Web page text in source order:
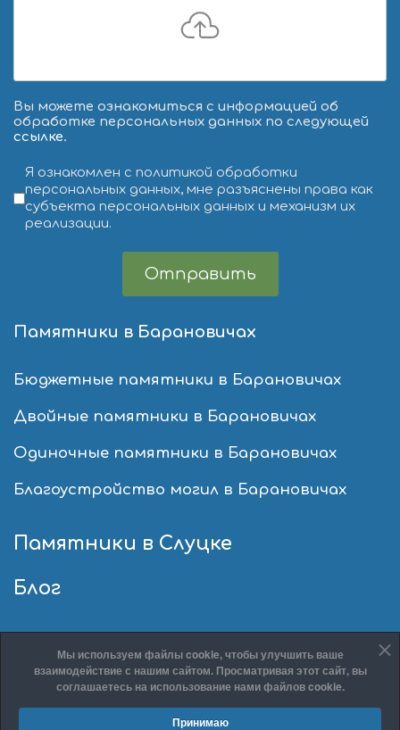
Мы используем файлы cookie, чтобы улучшить ваше
взаимодействие с нашим сайтом. Просматривая этот сайт, вы
соглашаетесь на использование нами файлов cookie.
Принимаю
Вы можете ознакомиться с информацией об
обработке персональных данных по следующей
ссылке.
Условия обслуживания*
Я ознакомлен с политикой обработки
персональных данных, мне разъяснены права как
субъекта персональных данных и механизм их
реализации.
Отправить
Памятники в Барановичах
Бюджетные памятники в Барановичах
Двойные памятники в Барановичах
Одиночные памятники в Барановичах
Благоустройство могил в Барановичах
Памятники в Слуцке
Блог
© 2026 ООО «КонТар»
Политика конфиденциальности